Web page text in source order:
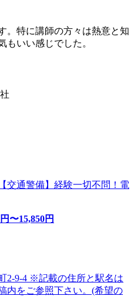
。特に講師の方々は熱意と知
もいい感じでした。
交通警備】経験一切不問！電
円〜15,850円
2-9-4 ※記載の住所と駅名は
内をご参照下さい。(希望の